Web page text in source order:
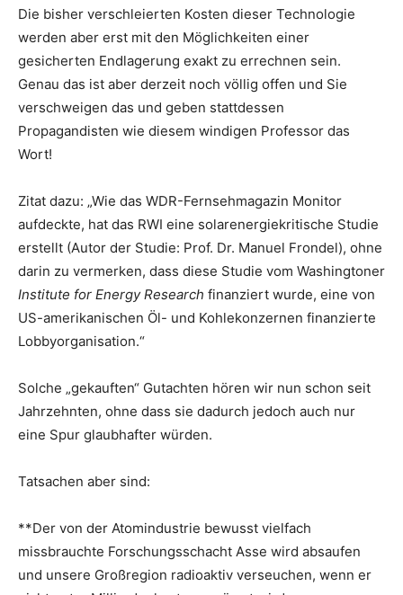
Die bisher verschleierten Kosten dieser Technologie
werden aber erst mit den Möglichkeiten einer
gesicherten Endlagerung exakt zu errechnen sein.
Genau das ist aber derzeit noch völlig offen und Sie
verschweigen das und geben stattdessen
Propagandisten wie diesem windigen Professor das
Wort!
Zitat dazu: „Wie das WDR-Fernsehmagazin Monitor
aufdeckte, hat das RWI eine solarenergiekritische Studie
erstellt (Autor der Studie: Prof. Dr. Manuel Frondel), ohne
darin zu vermerken, dass diese Studie vom Washingtoner
Institute for Energy Research finanziert wurde, eine von
US-amerikanischen Öl- und Kohlekonzernen finanzierte
Lobbyorganisation.“
Solche „gekauften“ Gutachten hören wir nun schon seit
Jahrzehnten, ohne dass sie dadurch jedoch auch nur
eine Spur glaubhafter würden.
Tatsachen aber sind:
**Der von der Atomindustrie bewusst vielfach
missbrauchte Forschungsschacht Asse wird absaufen
und unsere Großregion radioaktiv verseuchen, wenn er